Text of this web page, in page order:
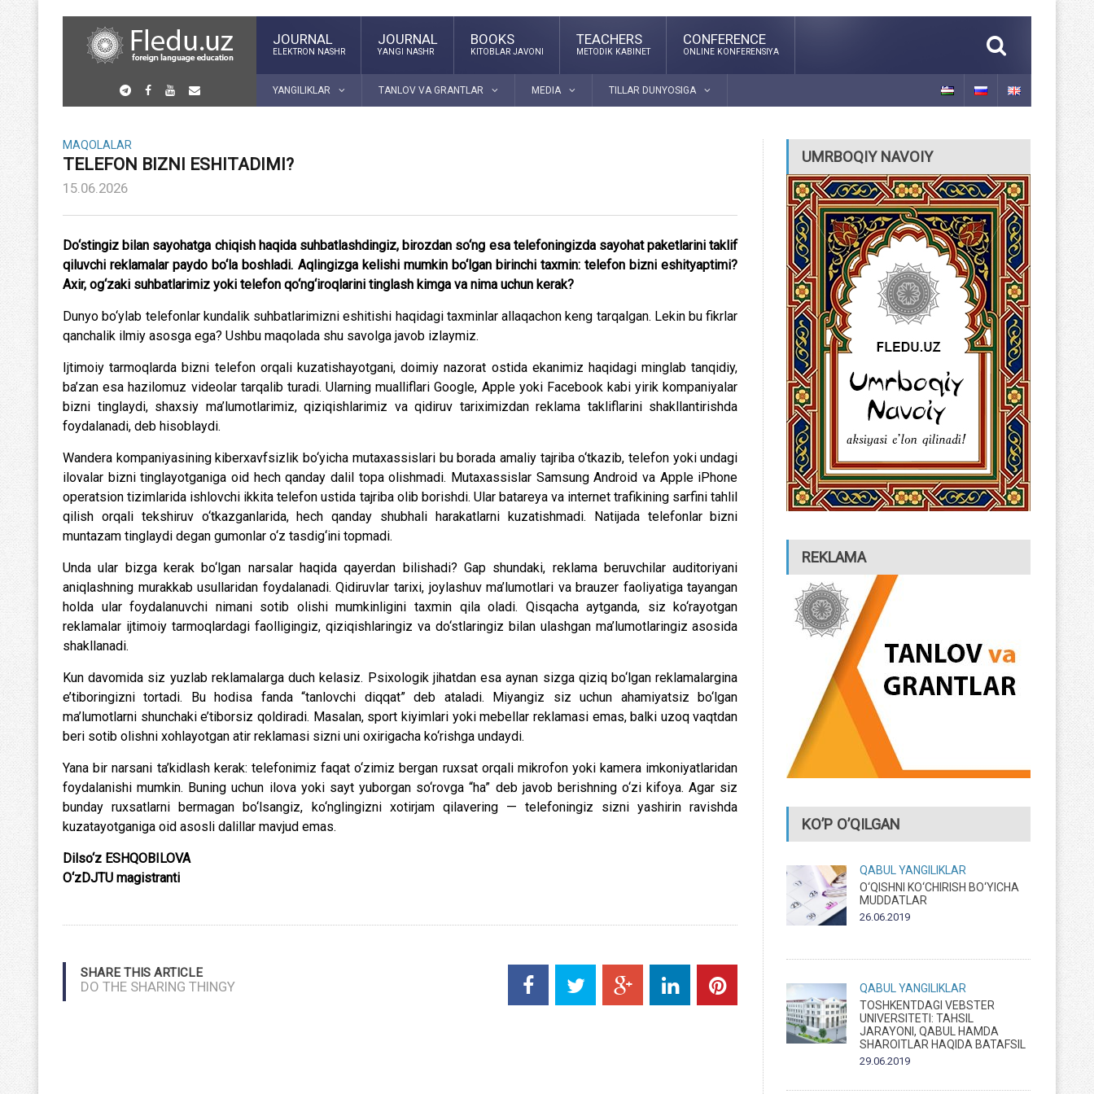
JOURNAL
ELEKTRON NASHR
JOURNAL
YANGI NASHR
BOOKS
KITOBLAR JAVONI
TEACHERS
METODIK KABINET
CONFERENCE
ONLINE KONFERENSIYA
YANGILIKLAR TANLOV VA GRANTLAR MEDIA TILLAR DUNYOSIGA
MAQOLALAR
TELEFON BIZNI ESHITADIMI?
15.06.2026
Do‘stingiz bilan sayohatga chiqish haqida suhbatlashdingiz, birozdan so‘ng esa telefoningizda sayohat paketlarini taklif
qiluvchi reklamalar paydo bo‘la boshladi. Aqlingizga kelishi mumkin bo‘lgan birinchi taxmin: telefon bizni eshityaptimi?
Axir, og‘zaki suhbatlarimiz yoki telefon qo‘ng‘iroqlarini tinglash kimga va nima uchun kerak?
Dunyo bo‘ylab telefonlar kundalik suhbatlarimizni eshitishi haqidagi taxminlar allaqachon keng tarqalgan. Lekin bu fikrlar
qanchalik ilmiy asosga ega? Ushbu maqolada shu savolga javob izlaymiz.
Ijtimoiy tarmoqlarda bizni telefon orqali kuzatishayotgani, doimiy nazorat ostida ekanimiz haqidagi minglab tanqidiy,
ba’zan esa hazilomuz videolar tarqalib turadi. Ularning mualliflari Google, Apple yoki Facebook kabi yirik kompaniyalar
bizni tinglaydi, shaxsiy ma’lumotlarimiz, qiziqishlarimiz va qidiruv tariximizdan reklama takliflarini shakllantirishda
foydalanadi, deb hisoblaydi.
Wandera kompaniyasining kiberxavfsizlik bo‘yicha mutaxassislari bu borada amaliy tajriba o‘tkazib, telefon yoki undagi
ilovalar bizni tinglayotganiga oid hech qanday dalil topa olishmadi. Mutaxassislar Samsung Android va Apple iPhone
operatsion tizimlarida ishlovchi ikkita telefon ustida tajriba olib borishdi. Ular batareya va internet trafikining sarfini tahlil
qilish orqali tekshiruv o‘tkazganlarida, hech qanday shubhali harakatlarni kuzatishmadi. Natijada telefonlar bizni
muntazam tinglaydi degan gumonlar o‘z tasdig‘ini topmadi.
Unda ular bizga kerak bo‘lgan narsalar haqida qayerdan bilishadi? Gap shundaki, reklama beruvchilar auditoriyani
aniqlashning murakkab usullaridan foydalanadi. Qidiruvlar tarixi, joylashuv ma’lumotlari va brauzer faoliyatiga tayangan
holda ular foydalanuvchi nimani sotib olishi mumkinligini taxmin qila oladi. Qisqacha aytganda, siz ko‘rayotgan
reklamalar ijtimoiy tarmoqlardagi faolligingiz, qiziqishlaringiz va do‘stlaringiz bilan ulashgan ma’lumotlaringiz asosida
shakllanadi.
Kun davomida siz yuzlab reklamalarga duch kelasiz. Psixologik jihatdan esa aynan sizga qiziq bo‘lgan reklamalargina
e’tiboringizni tortadi. Bu hodisa fanda “tanlovchi diqqat” deb ataladi. Miyangiz siz uchun ahamiyatsiz bo‘lgan
ma’lumotlarni shunchaki e’tiborsiz qoldiradi. Masalan, sport kiyimlari yoki mebellar reklamasi emas, balki uzoq vaqtdan
beri sotib olishni xohlayotgan atir reklamasi sizni uni oxirigacha ko‘rishga undaydi.
Yana bir narsani ta’kidlash kerak: telefonimiz faqat o‘zimiz bergan ruxsat orqali mikrofon yoki kamera imkoniyatlaridan
foydalanishi mumkin. Buning uchun ilova yoki sayt yuborgan so‘rovga “ha” deb javob berishning o‘zi kifoya. Agar siz
bunday ruxsatlarni bermagan bo‘lsangiz, ko‘nglingizni xotirjam qilavering — telefoningiz sizni yashirin ravishda
kuzatayotganiga oid asosli dalillar mavjud emas.
Dilso‘z ESHQOBILOVA
O‘zDJTU magistranti
SHARE THIS ARTICLE
DO THE SHARING THINGY
UMRBOQIY NAVOIY
REKLAMA
KO’P O’QILGAN
QABUL
YANGILIKLAR
O‘QISHNI KO‘CHIRISH BO‘YICHA
MUDDATLAR
26.06.2019
QABUL
YANGILIKLAR
TOSHKENTDAGI VEBSTER
UNIVERSITETI: TAHSIL
JARAYONI, QABUL HAMDA
SHAROITLAR HAQIDA BATAFSIL
29.06.2019